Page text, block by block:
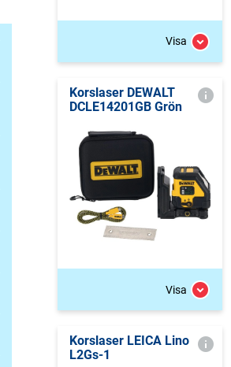
Visa
Korslaser DEWALT
DCLE14201GB Grön
Visa
Korslaser LEICA Lino
L2Gs-1